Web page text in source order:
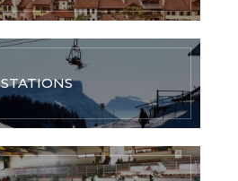
STATIONS